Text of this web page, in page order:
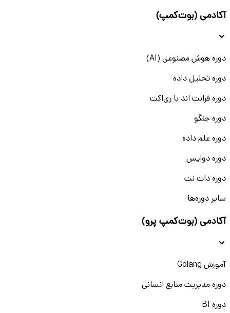
آکادمی (بوت‌کمپ)
دوره هوش مصنوعی (AI)
دوره تحلیل داده
دوره فرانت اند با ری‌اکت
دوره جنگو
دوره علم داده
دوره دواپس
دوره دات نت
سایر دوره‌ها
آکادمی (بوت‌کمپ پرو)
آموزش Golang
دوره مدیریت منابع انسانی
دوره BI